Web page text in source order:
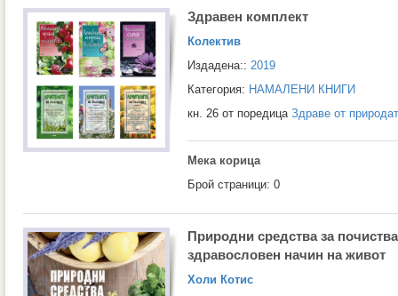
Здравен комплект
Колектив
Издадена:: 2019
Категория: НАМАЛЕНИ КНИГИ
кн. 26 от поредица Здраве от
Мека корица
Брой страници: 0
Природни средства за
здравословен начин на живот
Холи Котис